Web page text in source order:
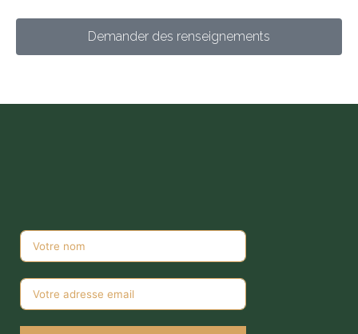
Demander des renseignements